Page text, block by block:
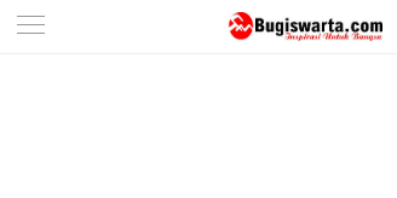
-->